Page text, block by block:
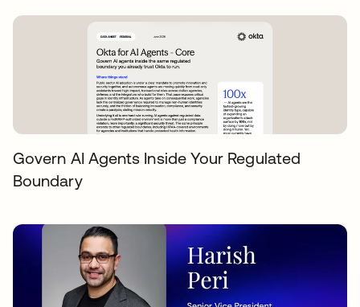
Govern AI Agents Inside Your Regulated
Boundary